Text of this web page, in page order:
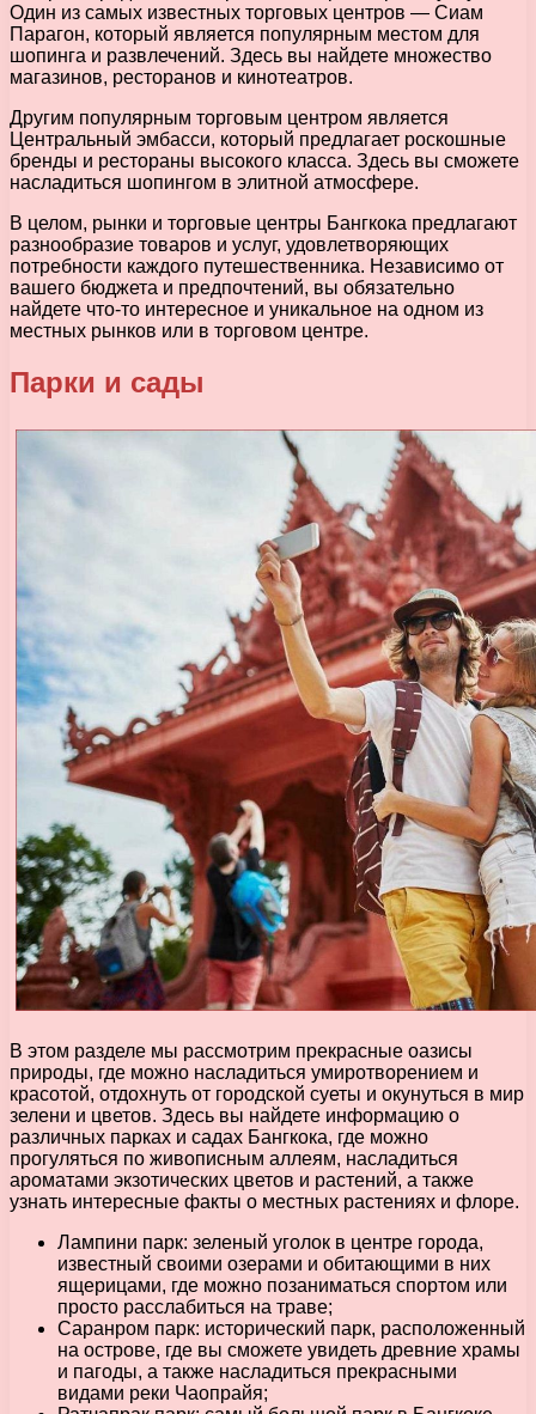
Один из самых известных торговых центров — Сиам
Парагон, который является популярным местом для
шопинга и развлечений. Здесь вы найдете множество
магазинов, ресторанов и кинотеатров.
Другим популярным торговым центром является
Центральный эмбасси, который предлагает роскошные
бренды и рестораны высокого класса. Здесь вы сможете
насладиться шопингом в элитной атмосфере.
В целом, рынки и торговые центры Бангкока предлагают
разнообразие товаров и услуг, удовлетворяющих
потребности каждого путешественника. Независимо от
вашего бюджета и предпочтений, вы обязательно
найдете что-то интересное и уникальное на одном из
местных рынков или в торговом центре.
Парки и сады
В этом разделе мы рассмотрим прекрасные оазисы
природы, где можно насладиться умиротворением и
красотой, отдохнуть от городской суеты и окунуться в мир
зелени и цветов. Здесь вы найдете информацию о
различных парках и садах Бангкока, где можно
прогуляться по живописным аллеям, насладиться
ароматами экзотических цветов и растений, а также
узнать интересные факты о местных растениях и флоре.
Лампини парк: зеленый уголок в центре города,
известный своими озерами и обитающими в них
ящерицами, где можно позаниматься спортом или
просто расслабиться на траве;
Саранром парк: исторический парк, расположенный
на острове, где вы сможете увидеть древние храмы
и пагоды, а также насладиться прекрасными
видами реки Чаопрайя;